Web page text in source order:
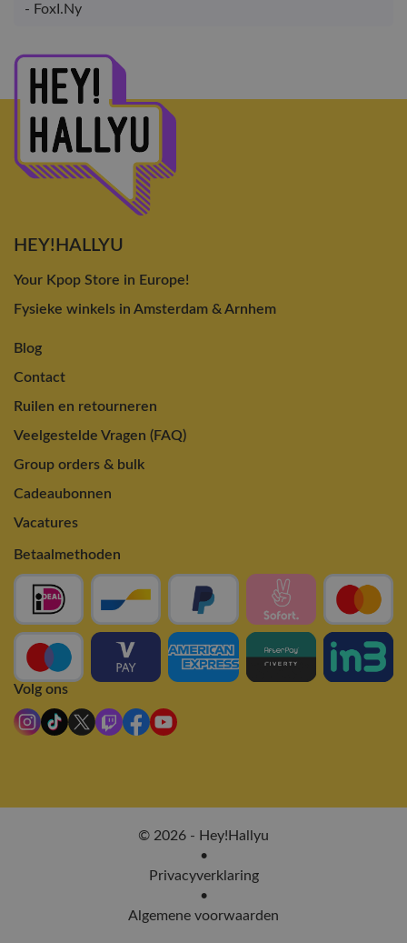
- FoxI.Ny
HEY!HALLYU
Your Kpop Store in Europe!
Fysieke winkels in Amsterdam & Arnhem
Blog
Contact
Ruilen en retourneren
Veelgestelde Vragen (FAQ)
Group orders & bulk
Cadeaubonnen
Vacatures
Betaalmethoden
Volg ons
© 2026 - Hey!Hallyu
•
Privacyverklaring
•
Algemene voorwaarden